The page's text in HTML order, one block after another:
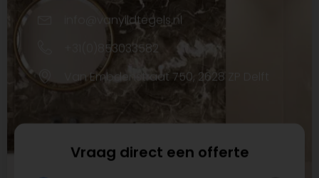
info@vanyildtegels.nl
+31(0)853033582
Van Embdenstraat 750, 2628 ZP Delft
Vraag direct een offerte